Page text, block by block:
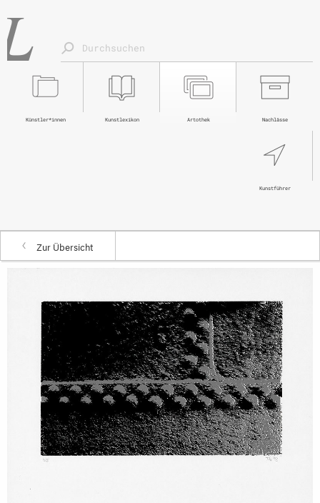
Nachlässe
Artothek
Kunstlexikon
Künstler*innen
Kunstführer
Zur Übersicht